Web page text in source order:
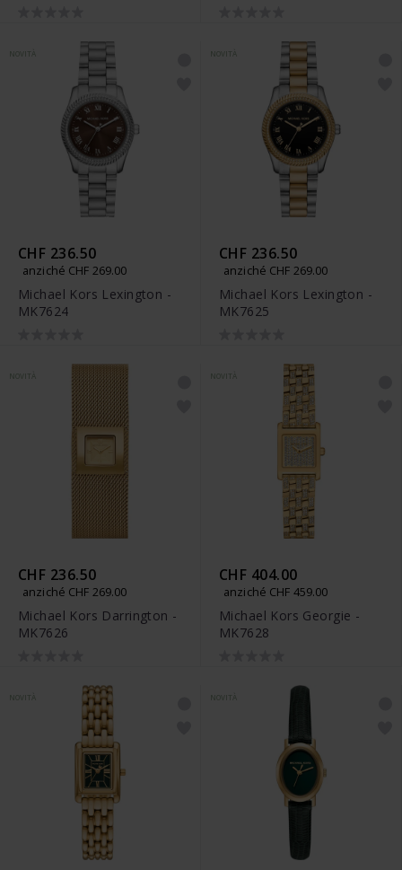
NOVITÀ
CHF 236.50
anziché CHF 269.00
Michael Kors Lexington -
MK7624
NOVITÀ
CHF 236.50
anziché CHF 269.00
Michael Kors Lexington -
MK7625
NOVITÀ
CHF 236.50
anziché CHF 269.00
Michael Kors Darrington -
MK7626
NOVITÀ
CHF 404.00
anziché CHF 459.00
Michael Kors Georgie -
MK7628
NOVITÀ NOVITÀ